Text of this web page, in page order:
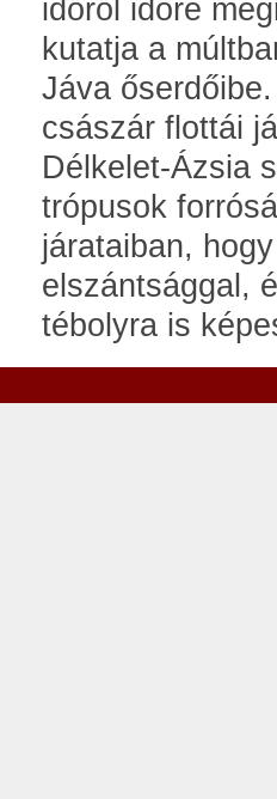
időről időre
kutatja a
Jáva
császár flottái
Délkelet-Ázsia
trópusok
járataiban,
elszántsággal,
tébolyra is